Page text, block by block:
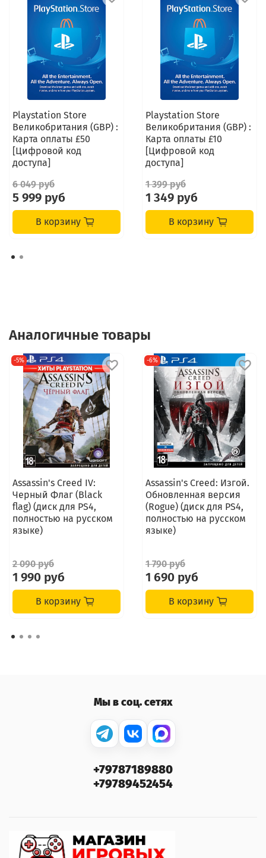
Playstation Store
Великобритания (GBP) :
Карта оплаты £50
[Цифровой код
доступа]
6 049 руб
5 999 руб
В корзину
Playstation Store
Великобритания (GBP) :
Карта оплаты £10
[Цифровой код
доступа]
1 399 руб
1 349 руб
В корзину
Аналогичные товары
-5%
Assassin's Creed IV:
Черный Флаг (Black
flag) (диск для PS4,
полностью на русском
языке)
2 090 руб
1 990 руб
В корзину
-6%
Assassin's Creed: Изгой.
Обновленная версия
(Rogue) (диск для PS4,
полностью на русском
языке)
1 790 руб
1 690 руб
В корзину
Мы в соц. сетях
+79787189880
+79789452454